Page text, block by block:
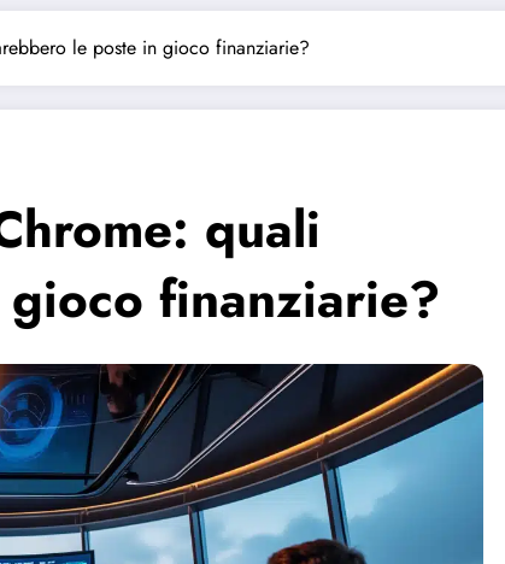
le poste in gioco finanziarie?
quali
finanziarie?